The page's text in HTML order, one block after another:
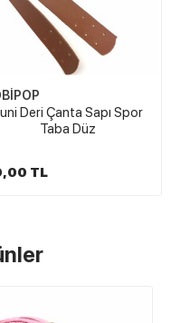
Deri Çanta Sapı Spor
Taba Düz
TL